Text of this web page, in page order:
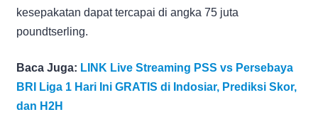
kesepakatan dapat tercapai di angka 75 juta
poundtserling.
Baca Juga: LINK Live Streaming PSS vs Persebaya
BRI Liga 1 Hari Ini GRATIS di Indosiar, Prediksi Skor,
dan H2H